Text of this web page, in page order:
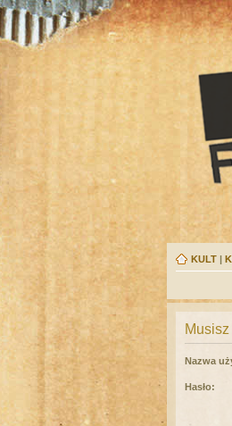
KULT |
Nazwa
Hasło: